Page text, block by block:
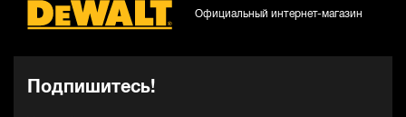
Подпишитесь!
Официальный интернет-магазин